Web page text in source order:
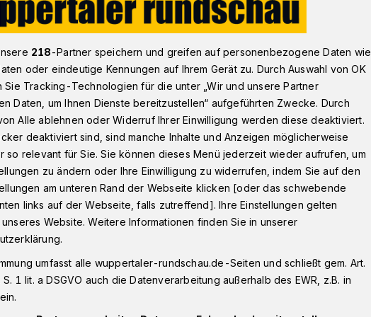
zu städtischen Gebühren
erklären“
218-Partner speichern und greifen auf personenbezogene Daten wie
oder eindeutige Kennungen auf Ihrem Gerät zu. Durch Auswahl von OK
Sie Tracking-Technologien für die unter „Wir und unsere Partner
Daten, um Ihnen Dienste bereitzustellen“ aufgeführten Zwecke. Durch
Alle ablehnen oder Widerruf Ihrer Einwilligung werden diese deaktiviert.
deaktiviert sind, sind manche Inhalte und Anzeigen möglicherweise
so relevant für Sie. Sie können dieses Menü jederzeit wieder aufrufen, um
zu ändern oder Ihre Einwilligung zu widerrufen, indem Sie auf den
am unteren Rand der Webseite klicken [oder das schwebende
links auf der Webseite, falls zutreffend]. Ihre Einstellungen gelten
Website. Weitere Informationen finden Sie in unserer
umfasst alle wuppertaler-rundschau.de-Seiten und schließt gem. Art.
1 lit. a DSGVO auch die Datenverarbeitung außerhalb des EWR, z.B. in